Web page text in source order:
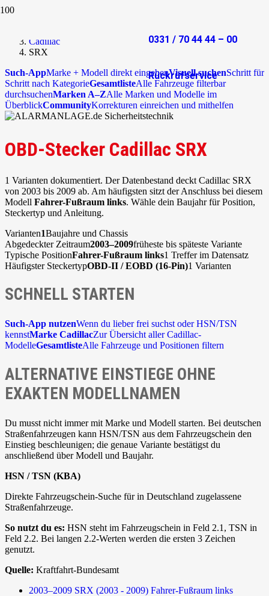
0331 / 70 44 44 – 00
Rückrufservice
Cadillac
SRX
Such-AppMarke + Modell direkt eingebenVisuell suchenSchritt für
Schritt nach KategorieGesamtlisteAlle Fahrzeuge filterbar
durchsuchenMarken A–ZAlle Marken und Modelle im
ÜberblickCommunityKorrekturen einreichen und mithelfen
OBD-Stecker Cadillac SRX
1 Varianten dokumentiert. Der Datenbestand deckt Cadillac SRX
von 2003 bis 2009 ab. Am häufigsten sitzt der Anschluss bei diesem
Modell Fahrer-Fußraum links. Wähle dein Baujahr für Position,
Steckertyp und Anleitung.
Varianten1Baujahre und Chassis
Abgedeckter Zeitraum2003–2009früheste bis späteste Variante
Typische PositionFahrer-Fußraum links1 Treffer im Datensatz
Häufigster SteckertypOBD-II / EOBD (16-Pin)1 Varianten
SCHNELL STARTEN
Such-App nutzenWenn du lieber frei suchst oder HSN/TSN
kennstMarke CadillacZur Übersicht aller Cadillac-
ModelleGesamtlisteAlle Fahrzeuge und Positionen filtern
ALTERNATIVE EINSTIEGE OHNE
EXAKTEN MODELLNAMEN
Du musst nicht immer mit Marke und Modell starten. Bei deutschen
Straßenfahrzeugen kann HSN/TSN aus dem Fahrzeugschein den
Einstieg beschleunigen; die genaue Variante bestätigst du
anschließend über Modell und Baujahr.
HSN / TSN (KBA)
Direkte Fahrzeugschein-Suche für in Deutschland zugelassene
Straßenfahrzeuge.
So nutzt du es: HSN steht im Fahrzeugschein in Feld 2.1, TSN in
Feld 2.2. Bei langen 2.2-Werten werden die ersten 3 Zeichen
genutzt.
Quelle: Kraftfahrt-Bundesamt
2003–2009 SRX (2003 - 2009) Fahrer-Fußraum links